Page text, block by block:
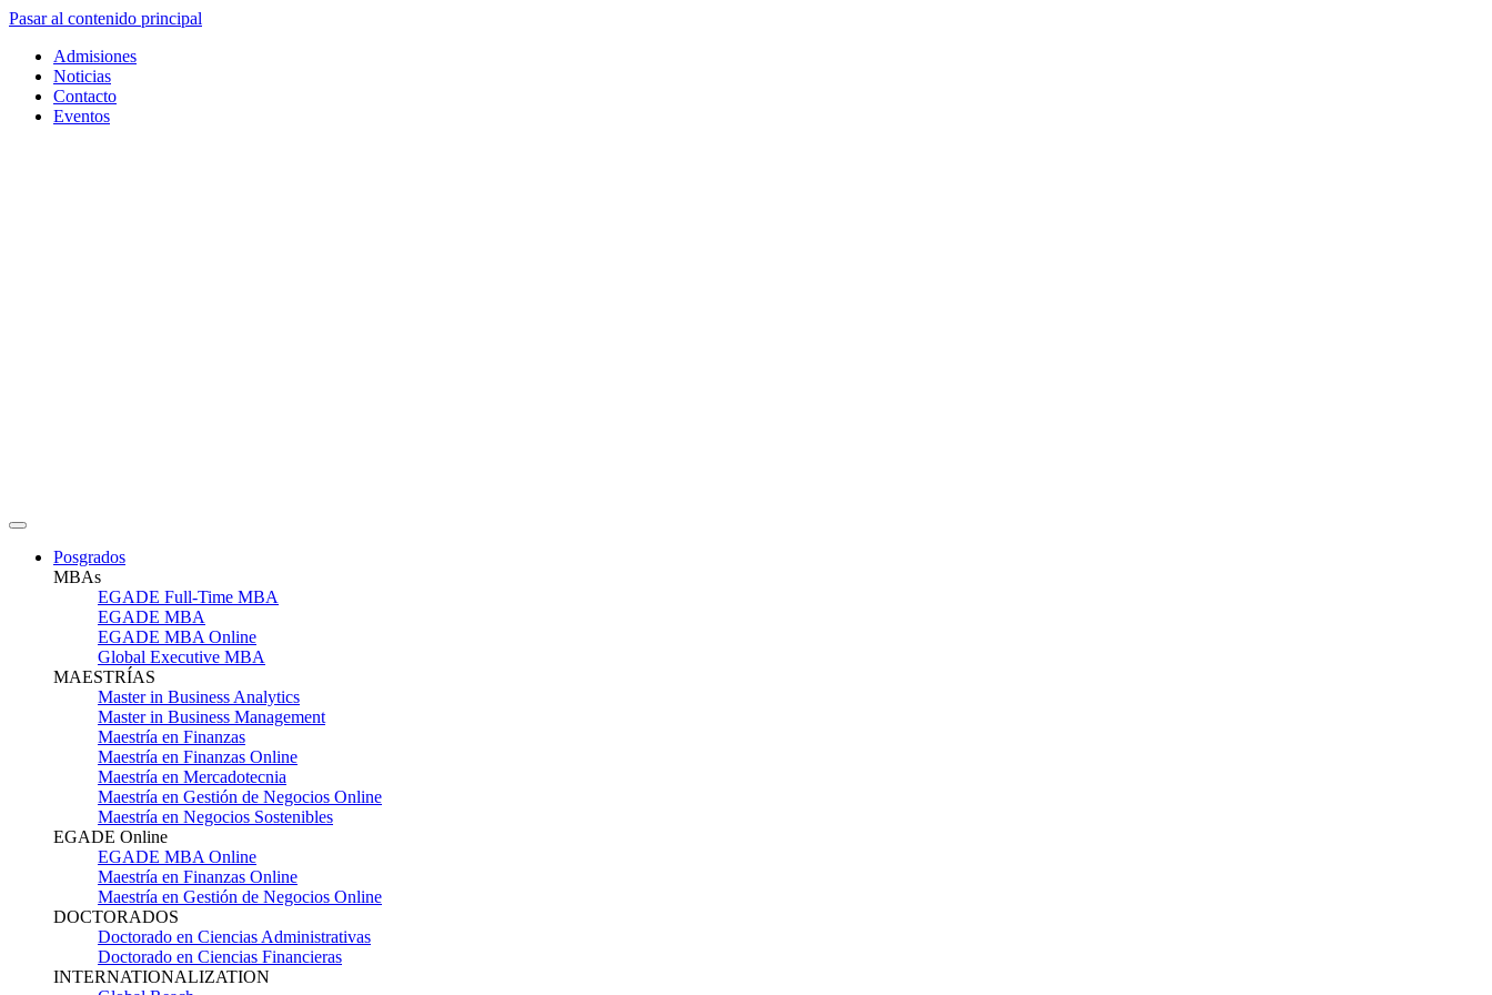
Pasar al contenido principal
Admisiones
Noticias
Contacto
Eventos
Posgrados
MBAs
EGADE Full-Time MBA
EGADE MBA
EGADE MBA Online
Global Executive MBA
MAESTRÍAS
Master in Business Analytics
Master in Business Management
Maestría en Finanzas
Maestría en Finanzas Online
Maestría en Mercadotecnia
Maestría en Gestión de Negocios Online
Maestría en Negocios Sostenibles
EGADE Online
EGADE MBA Online
Maestría en Finanzas Online
Maestría en Gestión de Negocios Online
DOCTORADOS
Doctorado en Ciencias Administrativas
Doctorado en Ciencias Financieras
INTERNATIONALIZATION